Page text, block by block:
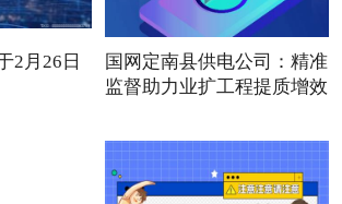
2月26日
国网定南县供电公司：精准
监督助力业扩工程提质增效